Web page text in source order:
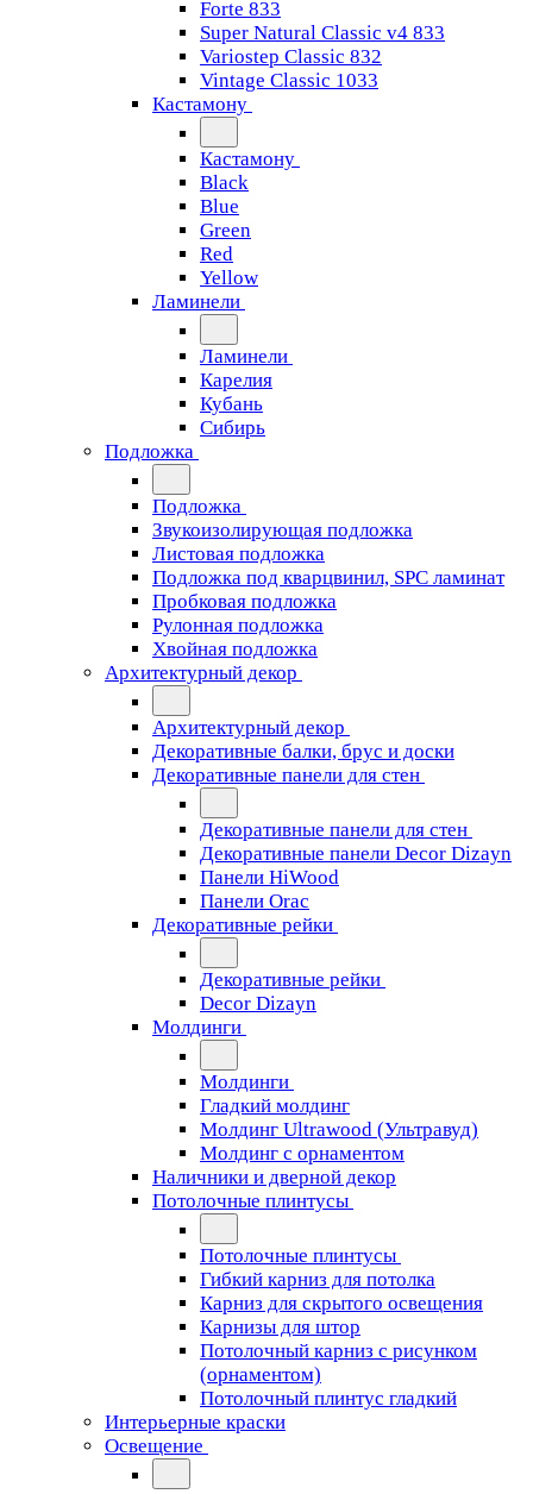
Forte 833
Super Natural Classic v4 833
Variostep Classic 832
Vintage Classic 1033
Кастамону
Кастамону
Black
Blue
Green
Red
Yellow
Ламинели
Ламинели
Карелия
Кубань
Сибирь
Подложка
Подложка
Звукоизолирующая подложка
Листовая подложка
Подложка под кварцвинил, SPC ламинат
Пробковая подложка
Рулонная подложка
Хвойная подложка
Архитектурный декор
Архитектурный декор
Декоративные балки, брус и доски
Декоративные панели для стен
Декоративные панели для стен
Декоративные панели Decor Dizayn
Панели HiWood
Панели Orac
Декоративные рейки
Декоративные рейки
Decor Dizayn
Молдинги
Молдинги
Гладкий молдинг
Молдинг Ultrawood (Ультравуд)
Молдинг с орнаментом
Наличники и дверной декор
Потолочные плинтусы
Потолочные плинтусы
Гибкий карниз для потолка
Карниз для скрытого освещения
Карнизы для штор
Потолочный карниз с рисунком
(орнаментом)
Потолочный плинтус гладкий
Интерьерные краски
Освещение